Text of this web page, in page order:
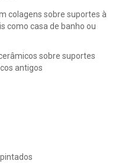
colagens sobre suportes à
como casa de banho ou
sobre suportes
antigos